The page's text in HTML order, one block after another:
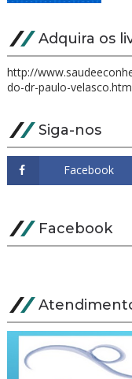
Adquira os
http://
do-dr-paulo-
Siga-nos
Facebook